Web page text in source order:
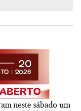
neste sábado um